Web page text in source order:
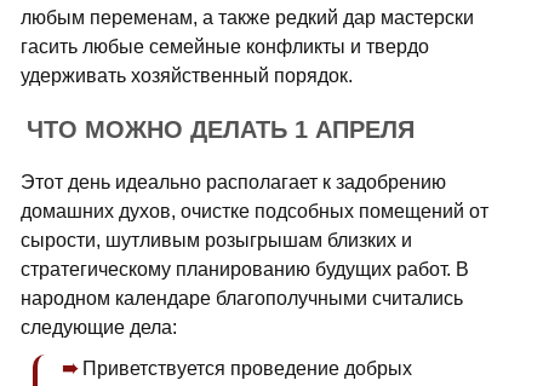
любым переменам, а также редкий дар мастерски
гасить любые семейные конфликты и твердо
удерживать хозяйственный порядок.
ЧТО МОЖНО ДЕЛАТЬ 1 АПРЕЛЯ
Этот день идеально располагает к задобрению
домашних духов, очистке подсобных помещений от
сырости, шутливым розыгрышам близких и
стратегическому планированию будущих работ. В
народном календаре благополучными считались
следующие дела:
Приветствуется проведение добрых